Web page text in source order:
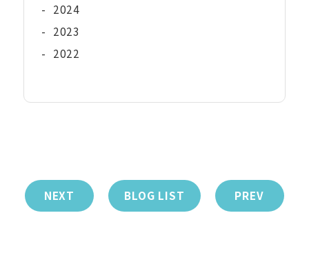
- 2024
- 2023
- 2022
NEXT BLOG LIST PREV